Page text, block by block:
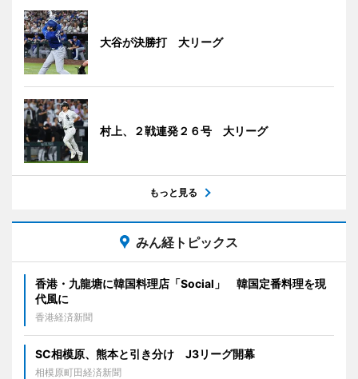
大谷が決勝打 大リーグ
村上、２戦連発２６号 大リーグ
もっと見る
みん経トピックス
香港・九龍塘に韓国料理店「Social」 韓国定番料理を現
代風に
香港経済新聞
SC相模原、熊本と引き分け J3リーグ開幕
相模原町田経済新聞